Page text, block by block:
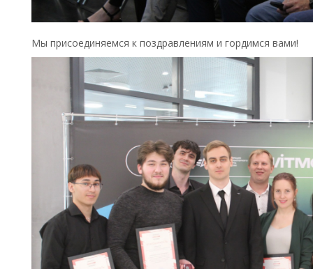
Мы присоединяемся к поздравлениям и гордимся вами!